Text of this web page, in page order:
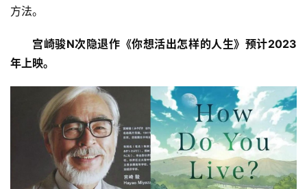
方法。
宫崎骏N次隐退作《你想活出怎样的人生》预计2023
年上映。